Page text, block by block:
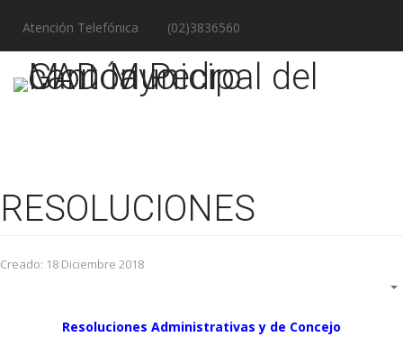
Atención Telefónica (02)3836560
RESOLUCIONES
Creado: 18 Diciembre 2018
Resoluciones Administrativas y de Concejo